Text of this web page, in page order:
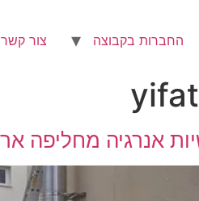
החברות בקבוצה צור קשר
yifat